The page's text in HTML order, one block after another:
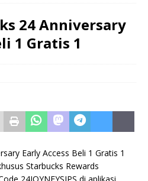
24 Anniversary
1 Gratis 1
Early Access Beli 1 Gratis 1
Starbucks Rewards